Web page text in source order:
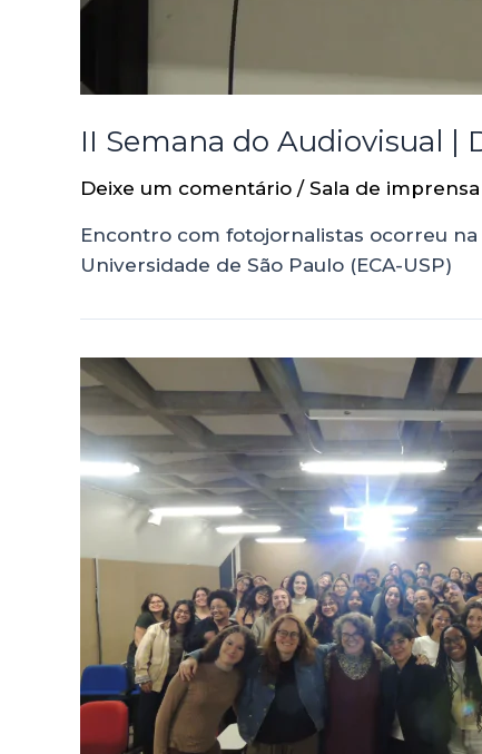
II Semana do Audiovisual |
Deixe um comentário / Sala de imprensa
Encontro com fotojornalistas ocorreu
Universidade de São Paulo (ECA-USP)